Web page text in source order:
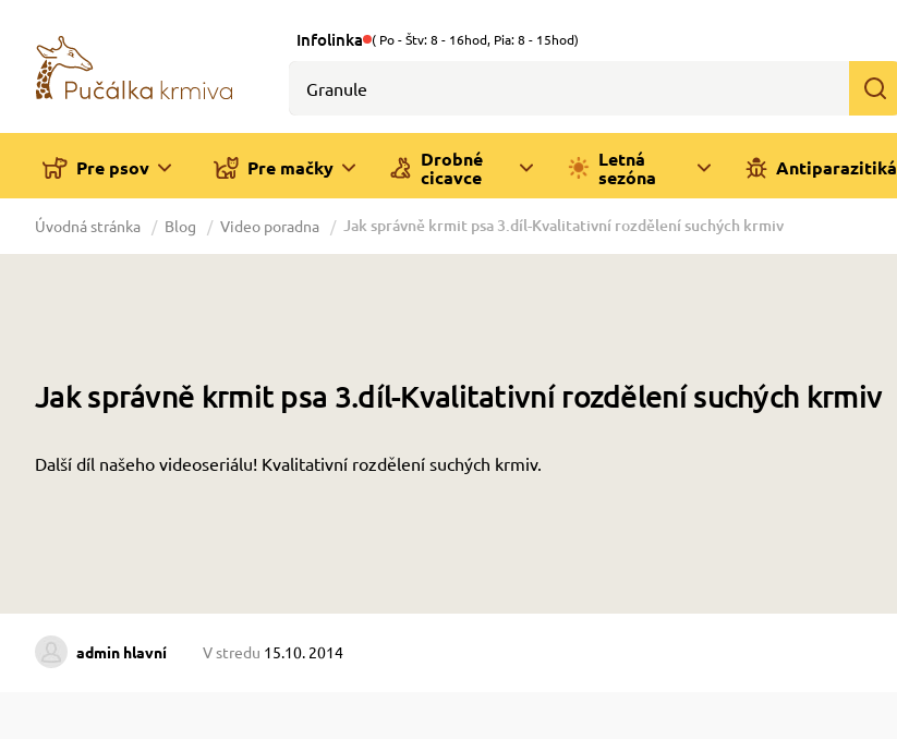
Infolinka ( Po - Štv: 8 - 16hod, Pia: 8 - 15hod)
Pre psov Pre mačky
Drobné
cicavce
Letná
sezóna
Antiparazitiká
Úvodná stránka Blog Video poradna Jak správně krmit psa 3.díl-Kvalitativní rozdělení suchých krmiv
Jak správně krmit psa 3.díl-Kvalitativní rozdělení suchých krmiv
Další díl našeho videoseriálu! Kvalitativní rozdělení suchých krmiv.
admin hlavní V stredu 15.10. 2014